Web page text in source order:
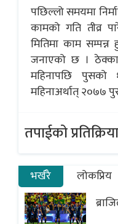
पछिल्लो समयमा
कामको गति तीव्र
मितिमा काम
जनाएको छ ।
महिनापछि
महिनाअर्थात् २०७७
तपाईको प्रतिक्रिया
भर्खरै
लोकप्रिय